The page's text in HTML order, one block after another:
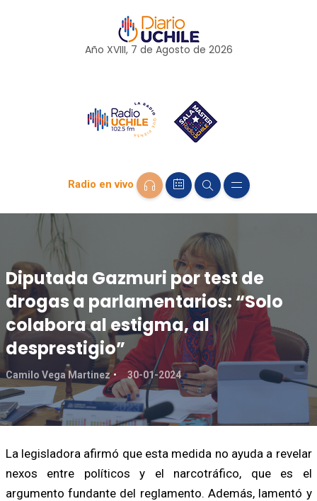
Año XVIII, 7 de Agosto de 2026
Radio en vivo
Diputada Gazmuri por test de
drogas a parlamentarios: “Solo
colabora al estigma, al
desprestigio”
Camilo Vega Martinez 30-01-2024
La legisladora afirmó que esta medida no ayuda a revelar
nexos entre políticos y el narcotráfico, que es el
argumento fundante del reglamento. Además, lamentó y